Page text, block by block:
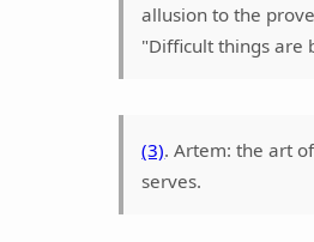
allusion to the
"Difficult things are
(3). Artem: the art
serves.